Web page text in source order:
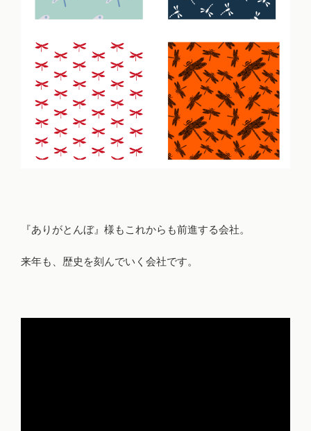
『ありがとんぼ』様もこれからも前進する会社。
来年も、歴史を刻んでいく会社です。